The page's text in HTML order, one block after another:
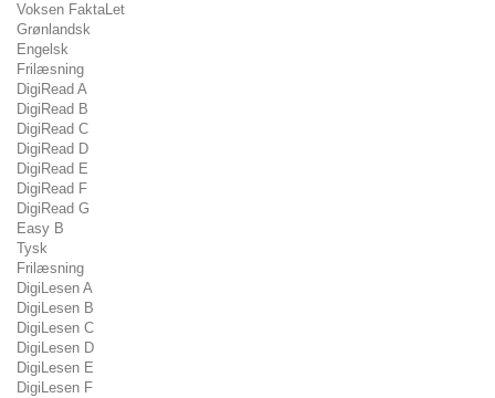
Voksen FaktaLet
Grønlandsk
Engelsk
Frilæsning
DigiRead A
DigiRead B
DigiRead C
DigiRead D
DigiRead E
DigiRead F
DigiRead G
Easy B
Tysk
Frilæsning
DigiLesen A
DigiLesen B
DigiLesen C
DigiLesen D
DigiLesen E
DigiLesen F